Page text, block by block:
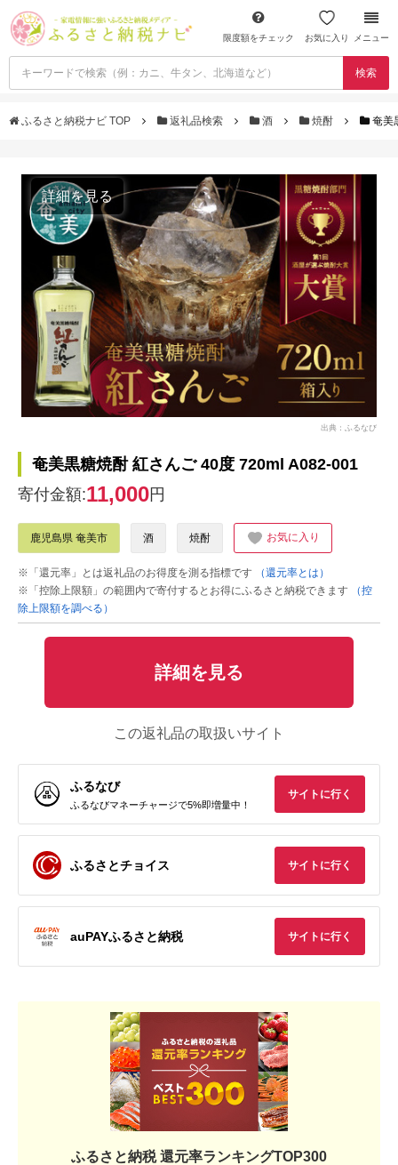
限度額をチェック お気に入り メニュー
検索
ふるさと納税ナビ TOP 返礼品検索 酒 焼酎 奄美
詳細を見る
出典：ふるなび
奄美黒糖焼酎 紅さんご 40度 720ml A082-001
寄付金額:11,000円
鹿児島県 奄美市 酒 焼酎 お気に入り
※「還元率」とは返礼品のお得度を測る指標です
（還元率とは）
※「控除上限額」の範囲内で寄付するとお得にふるさと納税できます
（控
除上限額を調べる）
詳細を見る
この返礼品の取扱いサイト
ふるなび
ふるなびマネーチャージで5%即増量中！
サイトに行く
ふるさとチョイス サイトに行く
auPAYふるさと納税 サイトに行く
ふるさと納税 還元率ランキングTOP300